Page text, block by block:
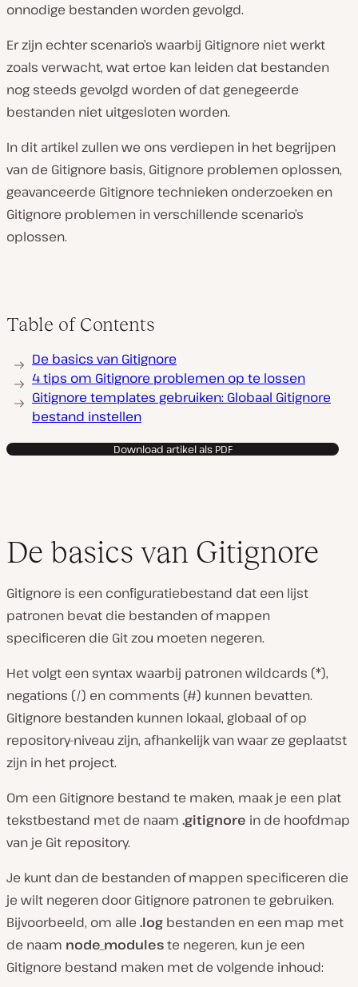
onnodige bestanden worden gevolgd.
Er zijn echter scenario’s waarbij Gitignore niet werkt
zoals verwacht, wat ertoe kan leiden dat bestanden
nog steeds gevolgd worden of dat genegeerde
bestanden niet uitgesloten worden.
In dit artikel zullen we ons verdiepen in het begrijpen
van de Gitignore basis, Gitignore problemen oplossen,
geavanceerde Gitignore technieken onderzoeken en
Gitignore problemen in verschillende scenario’s
oplossen.
Table of Contents
De basics van Gitignore
4 tips om Gitignore problemen op te lossen
Gitignore templates gebruiken: Globaal Gitignore
bestand instellen
Download artikel als PDF
De basics van Gitignore
Gitignore is een configuratiebestand dat een lijst
patronen bevat die bestanden of mappen
specificeren die Git zou moeten negeren.
Het volgt een syntax waarbij patronen wildcards (*),
negations (/) en comments (#) kunnen bevatten.
Gitignore bestanden kunnen lokaal, globaal of op
repository-niveau zijn, afhankelijk van waar ze geplaatst
zijn in het project.
Om een Gitignore bestand te maken, maak je een plat
tekstbestand met de naam .gitignore in de hoofdmap
van je Git repository.
Je kunt dan de bestanden of mappen specificeren die
je wilt negeren door Gitignore patronen te gebruiken.
Bijvoorbeeld, om alle .log bestanden en een map met
de naam node_moduleste negeren, kun je een
Gitignore bestand maken met de volgende inhoud: